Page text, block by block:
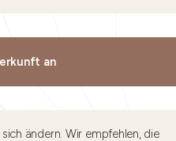
an
ändern. Wir empfehlen, die